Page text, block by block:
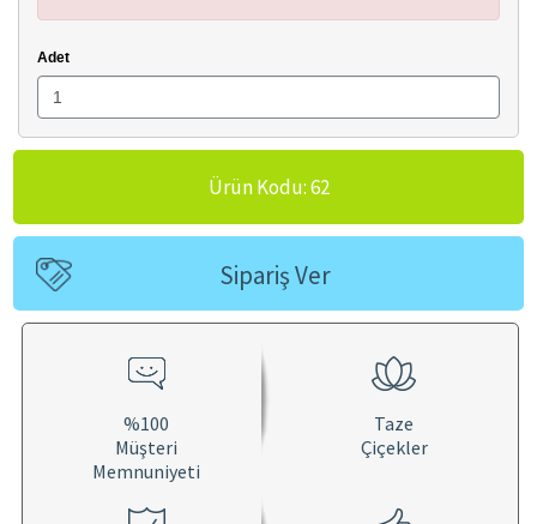
Adet
Ürün Kodu: 62
Sipariş Ver
%100
Müşteri
Memnuniyeti
Taze
Çiçekler